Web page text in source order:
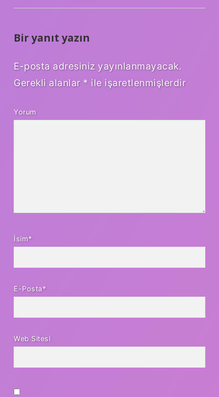
Bir yanıt yazın
E-posta adresiniz yayınlanmayacak.
Gerekli alanlar * ile işaretlenmişlerdir
Yorum
İsim*
E-Posta*
Web Sitesi